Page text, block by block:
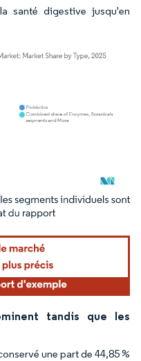
santé digestive jusqu'en
nécessite une attribution sous CC BY
tandis que les
une part de 44,85 %